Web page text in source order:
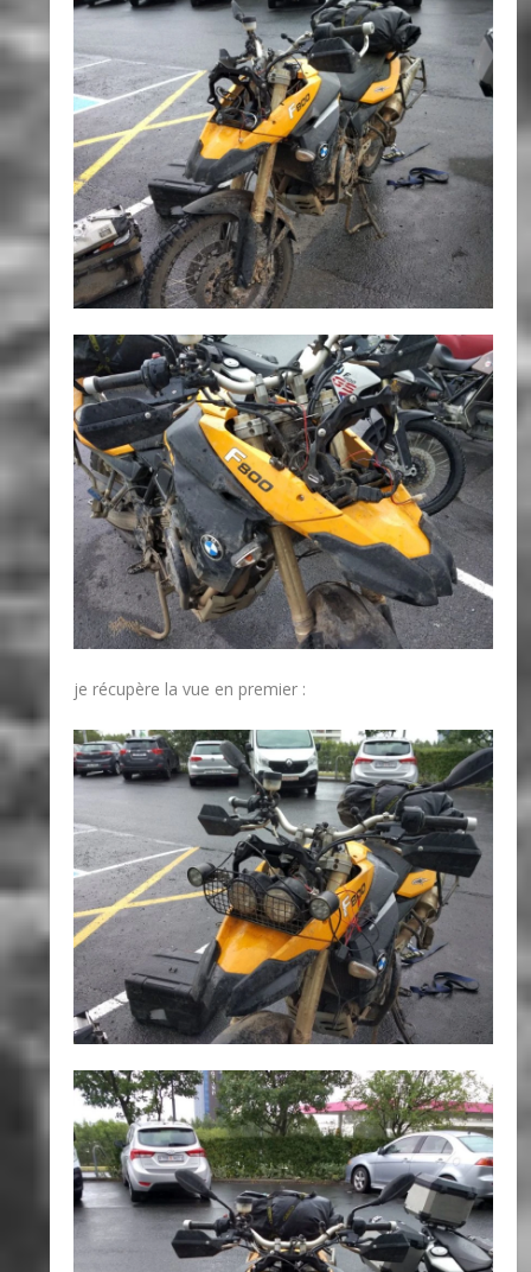
je récupère la vue en premier :